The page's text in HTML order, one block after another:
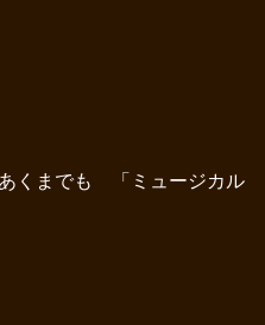
くまでも 「ミュージカル